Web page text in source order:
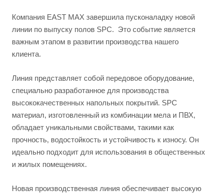
Компания EAST MAX завершила пусконаладку новой
линии по выпуску полов SPC. Это событие является
важным этапом в развитии производства нашего
клиента.
Линия представляет собой передовое оборудование,
специально разработанное для производства
высококачественных напольных покрытий. SPC
материал, изготовленный из комбинации мела и ПВХ,
обладает уникальными свойствами, такими как
прочность, водостойкость и устойчивость к износу. Он
идеально подходит для использования в общественных
и жилых помещениях.
Новая производственная линия обеспечивает высокую